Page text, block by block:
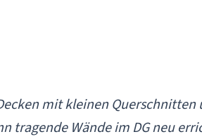
mit kleinen
tragende Wände im DG neu